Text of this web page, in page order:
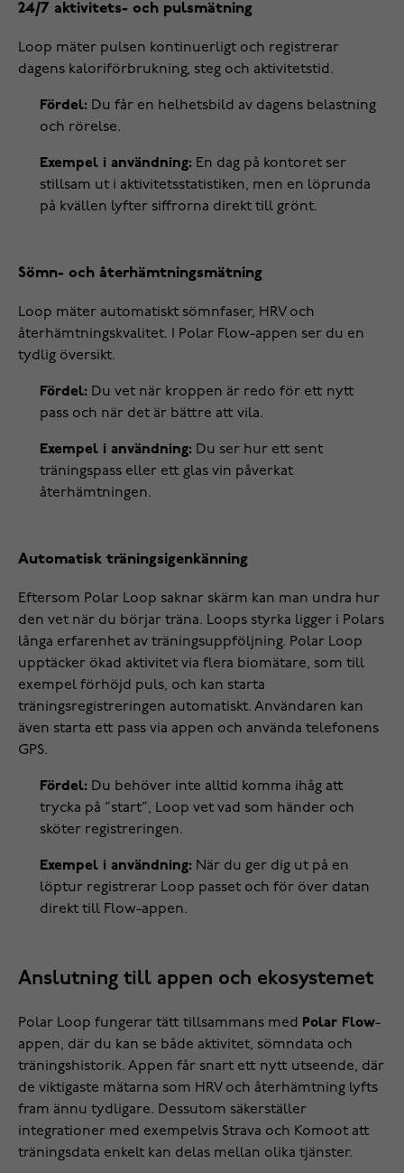
24/7 aktivitets- och pulsmätning
Loop mäter pulsen kontinuerligt och registrerar
dagens kaloriförbrukning, steg och aktivitetstid.
Fördel: Du får en helhetsbild av dagens belastning
och rörelse.
Exempel i användning: En dag på kontoret ser
stillsam ut i aktivitetsstatistiken, men en löprunda
på kvällen lyfter siffrorna direkt till grönt.
Sömn- och återhämtningsmätning
Loop mäter automatiskt sömnfaser, HRV och
återhämtningskvalitet. I Polar Flow-appen ser du en
tydlig översikt.
Fördel: Du vet när kroppen är redo för ett nytt
pass och när det är bättre att vila.
Exempel i användning: Du ser hur ett sent
träningspass eller ett glas vin påverkat
återhämtningen.
Automatisk träningsigenkänning
Eftersom Polar Loop saknar skärm kan man undra hur
den vet när du börjar träna. Loops styrka ligger i Polars
långa erfarenhet av träningsuppföljning. Polar Loop
upptäcker ökad aktivitet via flera biomätare, som till
exempel förhöjd puls, och kan starta
träningsregistreringen automatiskt. Användaren kan
även starta ett pass via appen och använda telefonens
GPS.
Fördel: Du behöver inte alltid komma ihåg att
trycka på ”start”, Loop vet vad som händer och
sköter registreringen.
Exempel i användning: När du ger dig ut på en
löptur registrerar Loop passet och för över datan
direkt till Flow-appen.
Anslutning till appen och ekosystemet
Polar Loop fungerar tätt tillsammans med Polar Flow-
appen, där du kan se både aktivitet, sömndata och
träningshistorik. Appen får snart ett nytt utseende, där
de viktigaste mätarna som HRV och återhämtning lyfts
fram ännu tydligare. Dessutom säkerställer
integrationer med exempelvis Strava och Komoot att
träningsdata enkelt kan delas mellan olika tjänster.